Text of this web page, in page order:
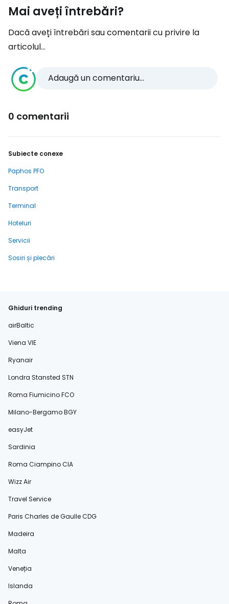
Mai aveți întrebări?
Dacă aveți întrebări sau comentarii cu privire la
articolul...
Adaugă un comentariu...
0 comentarii
Subiecte conexe
Paphos PFO
Transport
Terminal
Hoteluri
Servicii
Sosiri și plecări
Ghiduri trending
airBaltic
Viena VIE
Ryanair
Londra Stansted STN
Roma Fiumicino FCO
Milano-Bergamo BGY
easyJet
Sardinia
Roma Ciampino CIA
Wizz Air
Travel Service
Paris Charles de Gaulle CDG
Madeira
Malta
Veneția
Islanda